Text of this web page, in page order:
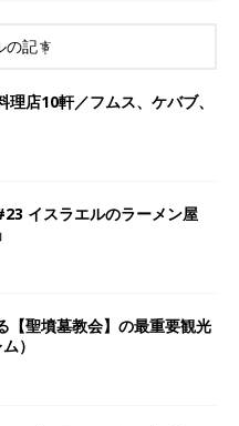
の記事
店10軒／フムス、ケバブ、
イスラエルのラーメン屋
【聖墳墓教会】の最重要観光
）